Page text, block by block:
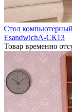
Стол
EsandwichA-СК13
Товар временно